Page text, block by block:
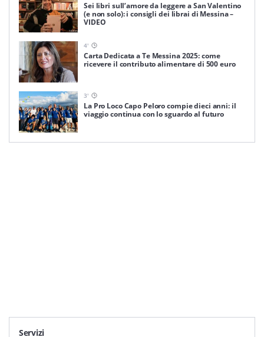
Sei libri sull’amore da leggere a San Valentino
(e non solo): i consigli dei librai di Messina –
VIDEO
4'
Carta Dedicata a Te Messina 2025: come
ricevere il contributo alimentare di 500 euro
3'
La Pro Loco Capo Peloro compie dieci anni: il
viaggio continua con lo sguardo al futuro
Servizi